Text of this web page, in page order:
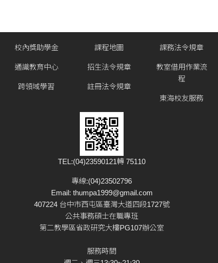
校內獎助學金
通識教育中心
跨領域學習
課程地圖
招生法令規章
註冊法令規章
課務法令規章
教室借用作業流
程
東海校友服務
TEL:(04)23590121轉 75110
專線:(04)23502796
Email: thumpa1999@gmail.com
407224 台中市西屯區臺灣大道四段1727號
公共事務碩士在職專班
第二教學區省政研究大樓PG107辦公室
服務時間